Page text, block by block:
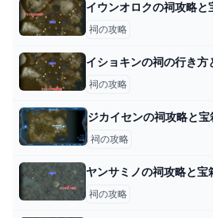
イウンオロクの祠攻略と
祠の攻略
イショキンの祠の行き
祠の攻略
ジカイセンの祠攻略と
祠の攻略
ヤンサミノの祠攻略と宝
祠の攻略